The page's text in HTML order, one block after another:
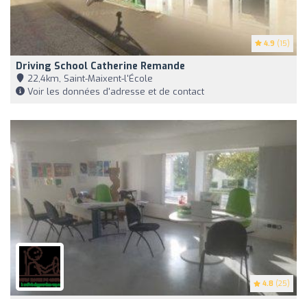
4.9 (15)
Driving School Catherine Remande
22,4km, Saint-Maixent-l'École
Voir les données d'adresse et de contact
4.8 (25)